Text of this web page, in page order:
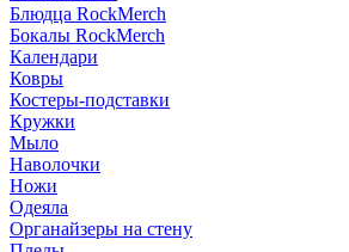
Блюдца RockMerch
Бокалы RockMerch
Календари
Ковры
Костеры-подставки
Кружки
Мыло
Наволочки
Ножи
Одеяла
Органайзеры на стену